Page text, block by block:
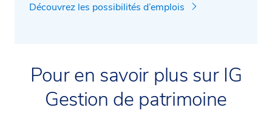
Découvrez les possibilités d’emplois
Pour en savoir plus sur IG
Gestion de patrimoine